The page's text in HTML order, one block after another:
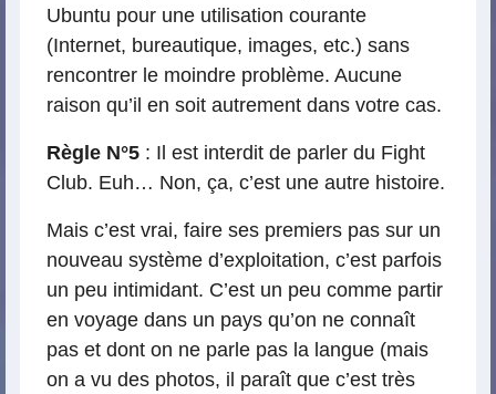
Ubuntu pour une utilisation courante
(Internet, bureautique, images, etc.) sans
rencontrer le moindre problème. Aucune
raison qu’il en soit autrement dans votre cas.
Règle N°5 : Il est interdit de parler du Fight
Club. Euh… Non, ça, c’est une autre histoire.
Mais c’est vrai, faire ses premiers pas sur un
nouveau système d’exploitation, c’est parfois
un peu intimidant. C’est un peu comme partir
en voyage dans un pays qu’on ne connaît
pas et dont on ne parle pas la langue (mais
on a vu des photos, il paraît que c’est très